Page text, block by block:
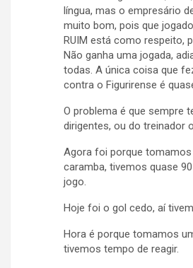
língua, mas o empresário
muito bom, pois que
RUIM está como respeito,
Não ganha uma jogada,
todas. A única coisa que
contra o Figurirense é
O problema é que sempre
dirigentes, ou do treinador
Agora foi porque
caramba, tivemos quase
jogo.
Hoje foi o gol cedo, aí
Hora é porque tomamos
tivemos tempo de reagir.